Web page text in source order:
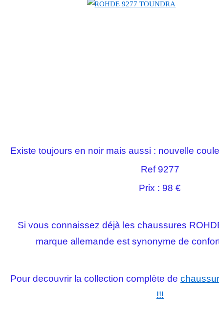
Existe toujours en noir mais aussi : nouvelle
Ref 9277
Prix : 98 €
Si vous connaissez déjà les chaussures
marque allemande est synonyme de
Pour decouvrir la collection complète de
!!!